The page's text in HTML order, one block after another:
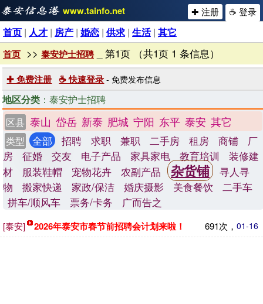
www.tainfo.net ☕ 登录
✚ 注册
首页 | 人才 | 房产 | 婚恋 | 供求| 生活| 其它
首页 >> 泰安护士招聘_ 第1页 （共1页 1 条信息）
✚ 免费注册 ☕ 快速登录 - 免费发布信息
地区分类 ：泰安护士招聘
区县 泰山 岱岳 新泰 肥城 宁阳 东平 泰安 其它
类型 全部 招聘 求职 兼职 二手房 租房 商铺
厂
房
征婚 交友 电子产品 家具家电 教育培训
装修建
材
服装鞋帽 宠物花卉 农副产品 杂货铺
寻人寻
物
搬家快递 家政/保洁 婚庆摄影 美食餐饮
二手车
拼车/顺风车
票务/卡务 广而告之
01-16
691次，
[泰安] 2026年泰安市春节前招聘会计划来啦！